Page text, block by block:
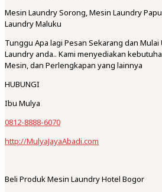
Mesin Laundry Sorong, Mesin Laundry
Laundry Maluku
Tunggu Apa lagi Pesan Sekarang dan Mulai
Laundry anda.. Kami menyediakan
Mesin, dan Perlengkapan yang lainnya
HUBUNGI
Ibu Mulya
0812-8888-6070
http://MulyaJayaAbadi.com
Beli Produk Mesin Laundry Hotel Bogor